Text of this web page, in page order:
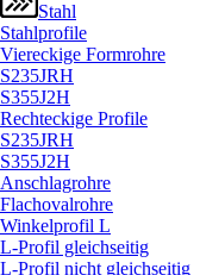
Stahl
Stahlprofile
Viereckige Formrohre
S235JRH
S355J2H
Rechteckige Profile
S235JRH
S355J2H
Anschlagrohre
Flachovalrohre
Winkelprofil L
L-Profil gleichseitig
L-Profil nicht gleichseitig